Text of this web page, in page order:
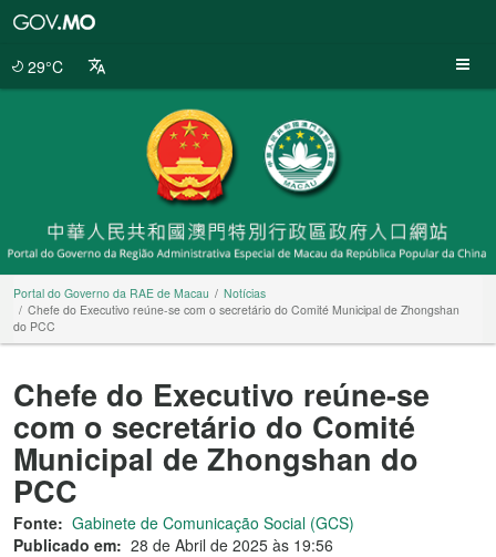
29°C
Portal do Governo da RAE de Macau
Notícias
Chefe do Executivo reúne-se com o secretário do Comité Municipal de Zhongshan
do PCC
Chefe do Executivo reúne-se
com o secretário do Comité
Municipal de Zhongshan do
PCC
Fonte: Gabinete de Comunicação Social (GCS)
Publicado em: 28 de Abril de 2025 às 19:56